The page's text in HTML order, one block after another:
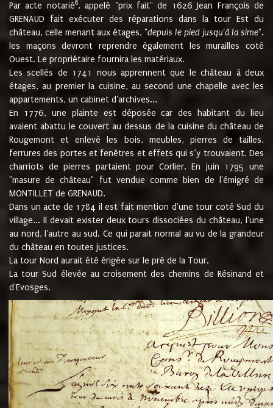
Par acte notarié6, appelé "prix fait" de 1626 Jean François de
GRENAUD fait exécuter des réparations dans la tour Est du
château, celle menant aux étages, "depuis le pied jusqu'à la sime".
les maçons devront reprendre également les murailles coté
Ouest. Le propriétaire fournira les matériaux.
Les scellés de 1741 nous apprennent que le château à deux
étages, au premier la cuisine, au second une chapelle avec les
appartements, un cabinet d'archives...
En 1776, une plainte est déposée car des habitant du lieu
avaient abattu le couvert au dessus de la cuisine du château de
Rougemont et enlevé les bois, meubles, pierres de tailles,
ferrures des portes et fenêtres et effets qui s’y trouvaient. Des
charriots de pierres partaient pour Corlier. En juin 1795 une
"masure de château" fut vendue comme bien de l'émigré de
MONTILLET de GRENAUD.
Dans un acte de 1784 il est fait mention d'une tour coté Sud du
village... Il devait exister deux tours dissociées du château, l'une
au nord, l'autre au sud. Ce qui parait normal au vu de la grandeur
du château en toutes justices.
La tour Nord aurait été érigée sur le pré de la Tour.
La tour Sud élevée au croisement des chemins de Résinand et
d'Evosges.